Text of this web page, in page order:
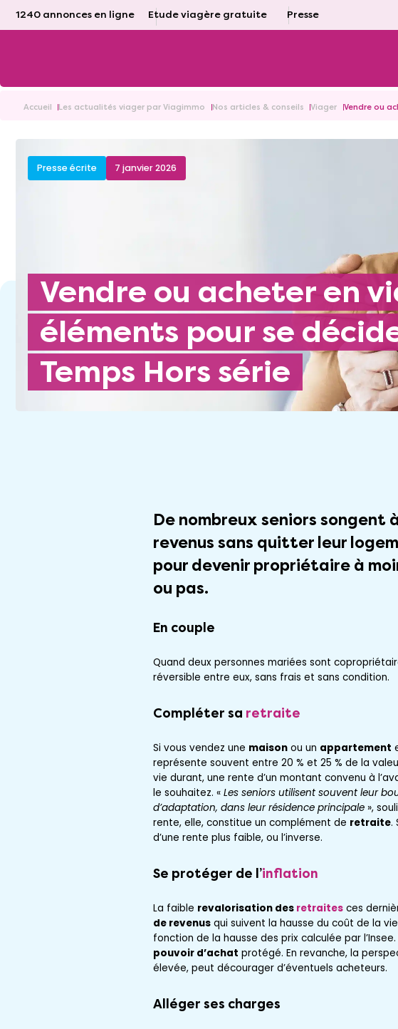
1240 annonces en ligne Etude viagère gratuite Presse
Accueil Les actualités viager par Viagimmo Nos articles & conseils Viager Vendre ou
Presse écrite 7 janvier 2026
Vendre ou acheter en viager, les
éléments pour se
Temps Hors série
De nombreux seniors songent
revenus sans quitter leur
pour devenir propriétaire à
ou pas.
En couple
Quand deux personnes mariées sont
réversible entre eux, sans frais et sans condition.
Compléter sa retraite
Si vous vendez une maisonou un appartement
représente souvent entre 20 % et 25 % de la
vie durant, une rente d’un montant convenu à
le souhaitez. « Les seniors utilisent souvent leur
d’adaptation, dans leur résidence principale»,
rente, elle, constitue un complément de retraite.
d’une rente plus faible, ou l’inverse.
Se protéger de l’inflation
La faible revalorisation des retraitesces
de revenusqui suivent la hausse du coût de la
fonction de la hausse des prix calculée par
pouvoir d’achat protégé. En revanche, la
élevée, peut décourager d’éventuels acheteurs.
Alléger ses charges